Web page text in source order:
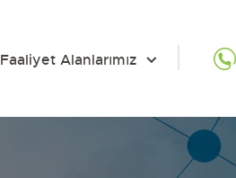
Faaliyet Alanlarımız